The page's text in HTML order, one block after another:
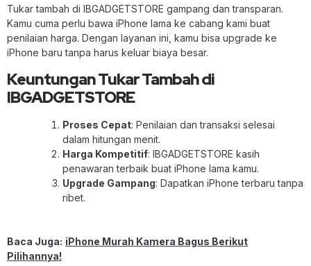
Tukar tambah di IBGADGETSTORE gampang dan transparan.
Kamu cuma perlu bawa iPhone lama ke cabang kami buat
penilaian harga. Dengan layanan ini, kamu bisa upgrade ke
iPhone baru tanpa harus keluar biaya besar.
Keuntungan Tukar Tambah di
IBGADGETSTORE
Proses Cepat: Penilaian dan transaksi selesai
dalam hitungan menit.
Harga Kompetitif: IBGADGETSTORE kasih
penawaran terbaik buat iPhone lama kamu.
Upgrade Gampang: Dapatkan iPhone terbaru tanpa
ribet.
Baca Juga: iPhone Murah Kamera Bagus Berikut
Pilihannya!